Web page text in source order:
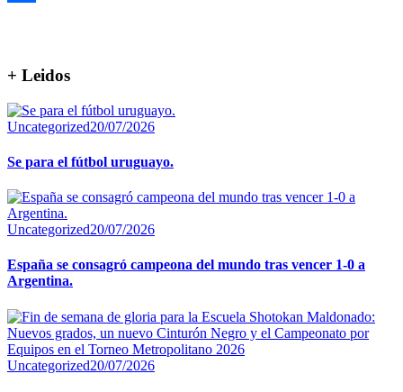
+ Leidos
Uncategorized20/07/2026
Se para el fútbol uruguayo.
Uncategorized20/07/2026
España se consagró campeona del mundo tras vencer 1-0 a
Argentina.
Uncategorized20/07/2026